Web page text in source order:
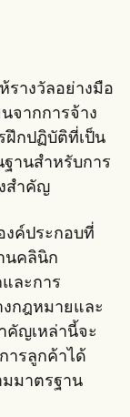
รางวัลอย่างมือ
จากการจ้าง
ฝึกปฏิบัติที่เป็น
านสำหรับการ
สำคัญ
งค์ประกอบที่
นคลินิก
ละการ
กฎหมายและ
คัญเหล่านี้จะ
ารลูกค้าได้
มาตรฐาน